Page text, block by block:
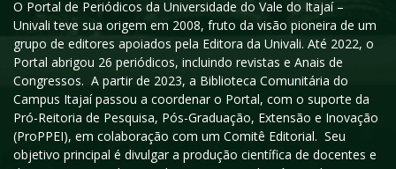
O Portal de Periódicos da Universidade do Vale do Itajaí –
Univali teve sua origem em 2008, fruto da visão pioneira de um
grupo de editores apoiados pela Editora da Univali. Até 2022, o
Portal abrigou 26 periódicos, incluindo revistas e Anais de
Congressos. A partir de 2023, a Biblioteca Comunitária do
Campus Itajaí passou a coordenar o Portal, com o suporte da
Pró-Reitoria de Pesquisa, Pós-Graduação, Extensão e Inovação
(ProPPEI), em colaboração com um Comitê Editorial. Seu
objetivo principal é divulgar a produção científica de docentes e